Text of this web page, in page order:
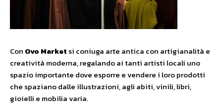
Con Ovo Market si coniuga arte antica con artigianalità e
creatività moderna, regalando ai tanti artisti locali uno
spazio importante dove esporre e vendere i loro prodotti
che spaziano dalle illustrazioni, agli abiti, vinili, libri,
gioielli e mobilia varia.